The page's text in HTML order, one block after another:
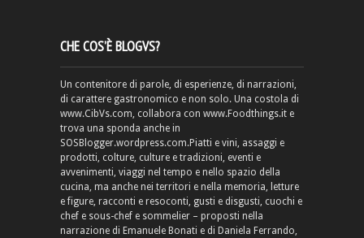
CHE COS’È BLOGVS?
Un contenitore di parole, di esperienze, di narrazioni,
di carattere gastronomico e non solo. Una costola di
www.CibVs.com, collabora con www.Foodthings.it e
trova una sponda anche in
SOSBlogger.wordpress.com.Piatti e vini, assaggi e
prodotti, colture, culture e tradizioni, eventi e
avvenimenti, viaggi nel tempo e nello spazio della
cucina, ma anche nei territori e nella memoria, letture
e figure, racconti e resoconti, gusti e disgusti, cuochi e
chef e sous-chef e sommelier – proposti nella
narrazione di Emanuele Bonati e di Daniela Ferrando,